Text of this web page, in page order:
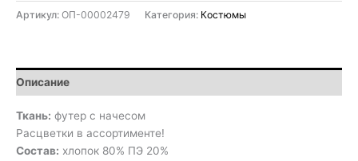
Артикул: ОП-00002479 Категория: Костюмы
Описание
Ткань: футер с начесом
Расцветки в ассортименте!
Состав: хлопок 80% ПЭ 20%